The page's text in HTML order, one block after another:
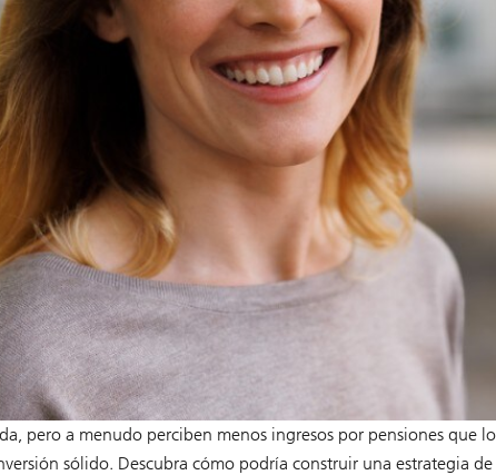
pero a menudo perciben menos ingresos por pensiones que
sólido. Descubra cómo podría construir una estrategia